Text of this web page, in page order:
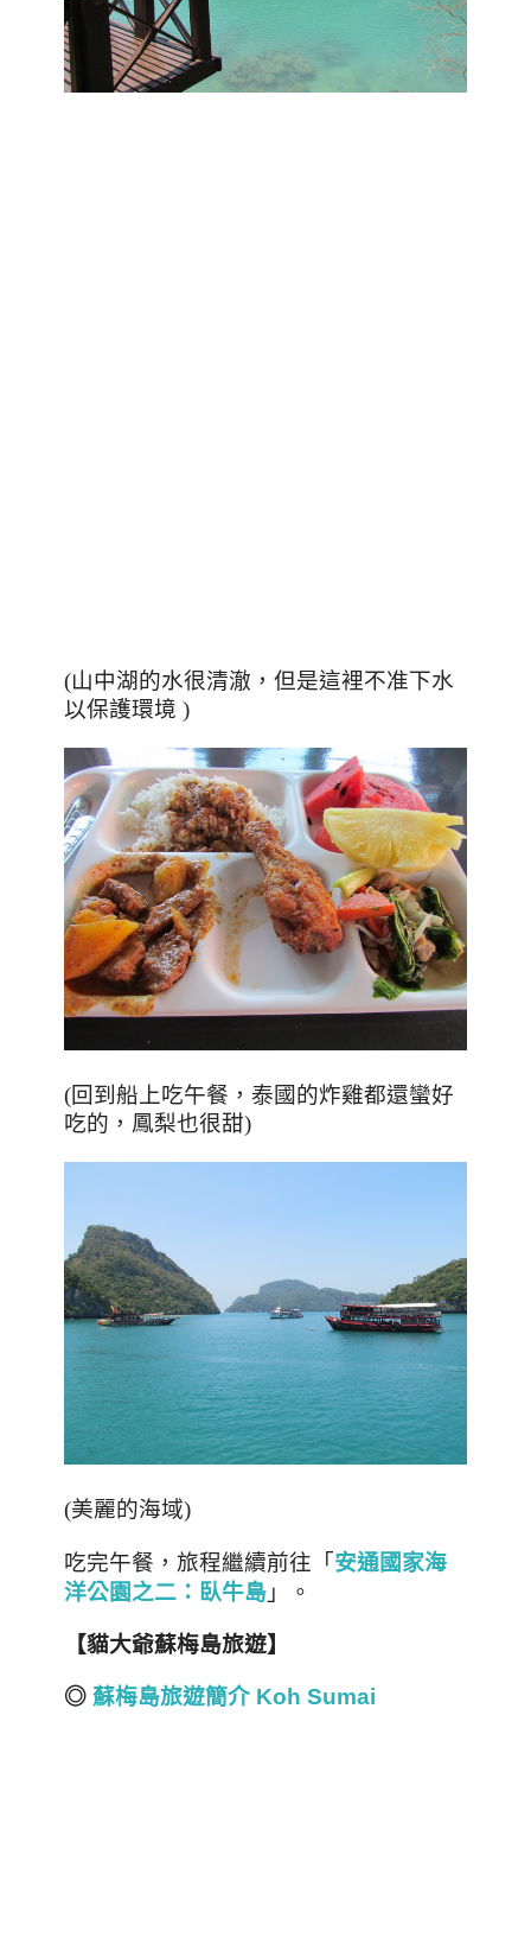
(山中湖的水很清澈，但是這裡不准下水
以保護環境 )
(回到船上吃午餐，泰國的炸雞都還蠻好
吃的，鳳梨也很甜)
(美麗的海域)
吃完午餐，旅程繼續前往 「安通國家海
洋公園之二：臥牛島 」。
【貓大爺蘇梅島旅遊】
◎ 蘇梅島旅遊簡介 Koh Sumai